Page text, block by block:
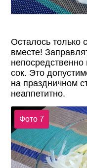
Осталось только
вместе!
непосредственно
сок. Это
на праздничном
неаппетитно.
Фото 7